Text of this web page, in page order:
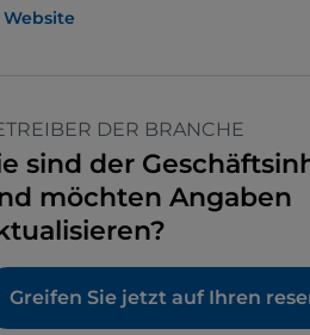
Website
DER BRANCHE
sind der
möchten Angaben